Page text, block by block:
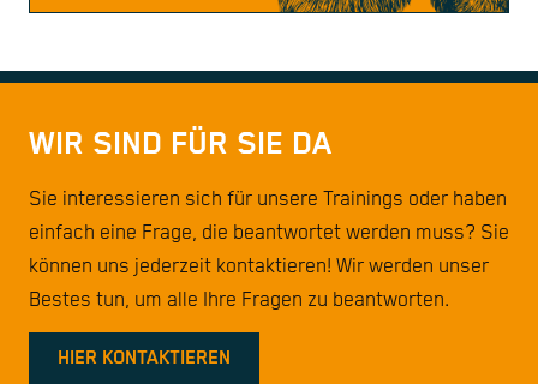
WIR SIND FÜR SIE DA
Sie interessieren sich für unsere Trainings oder haben
einfach eine Frage, die beantwortet werden muss? Sie
können uns jederzeit kontaktieren! Wir werden unser
Bestes tun, um alle Ihre Fragen zu beantworten.
HIER KONTAKTIEREN